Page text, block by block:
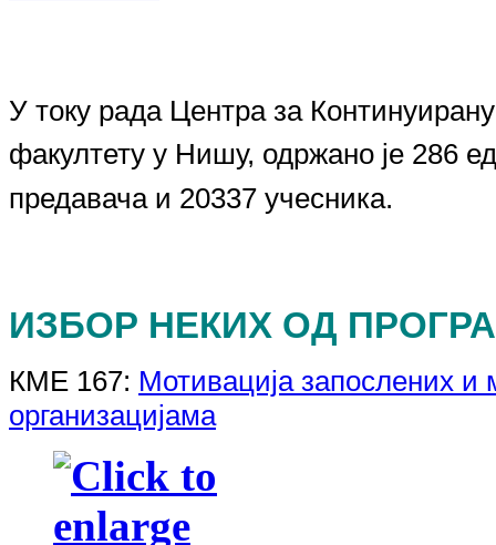
У току рада Центра за
факултету у Нишу, одржано је 286
предавача и 20337 учесника.
ИЗБОР НЕКИХ ОД
КМЕ 167: Мотивација запослених
организацијама